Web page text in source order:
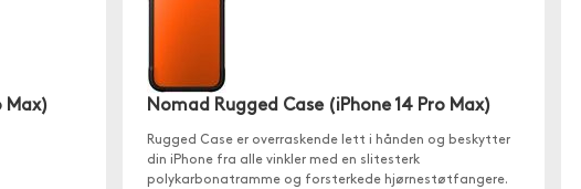
Max) Nomad Rugged Case (iPhone 14 Pro Max)
Rugged Case er overraskende lett i hånden og beskytter
din iPhone fra alle vinkler med en slitesterk
polykarbonatramme og forsterkede hjørnestøtfangere.